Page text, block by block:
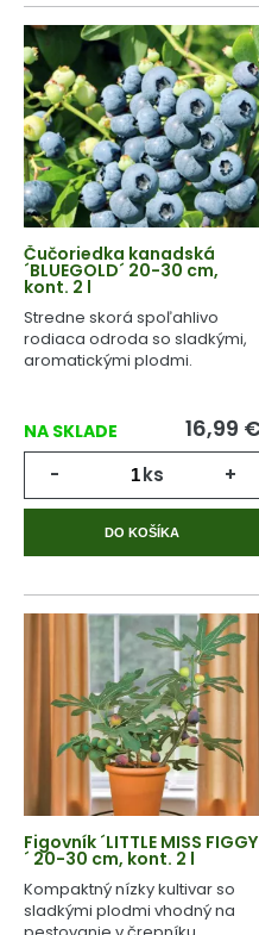
Čučoriedka kanadská
´BLUEGOLD´ 20-30 cm,
kont. 2 l
Stredne skorá spoľahlivo
rodiaca odroda so sladkými,
aromatickými plodmi.
NA SKLADE 16,99
- ks +
DO KOŠÍKA
Figovník ´LITTLE MISS FIGGY
´ 20-30 cm, kont. 2 l
Kompaktný nízky kultivar so
sladkými plodmi vhodný na